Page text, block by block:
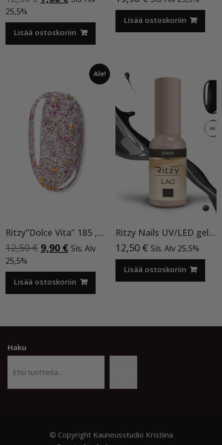
oli:
12,50 €.
on:
7,00 €.
25,5%
Lisää ostoskoriin
Lisää ostoskoriin
Ale!
Ritzy”Dolce Vita” 185 ,9ml TPO vapaa
12,50€ Alkuperäinen
oli:
12,50 €.
9,90 €Nykyinen
on:
9,90 €.
Sis. Alv
25,5%
Lisää ostoskoriin
Ritzy Nails UV/LED gel polish ”Black” 64, 9ml, geelilakka TPO vapaa
12,50 € Sis. Alv 25,5%
Lisää ostoskoriin
Haku
© Copyright Kauneusstudio Kristiina